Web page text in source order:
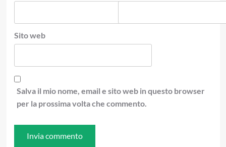
Sito web
Salva il mio nome, email e sito web in questo browser
per la prossima volta che commento.